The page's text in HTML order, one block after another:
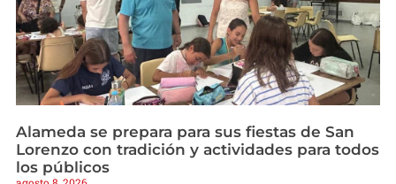
Alameda se prepara para sus fiestas de San
Lorenzo con tradición y actividades para todos
los públicos